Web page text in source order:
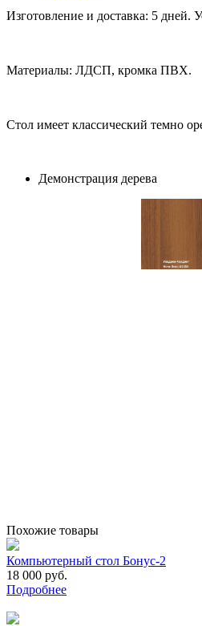
Изготовление и доставка: 5 дней.
Материалы: ЛДСП, кромка ПВХ.
Стол имеет классический темно
Демонстрация дерева
Похожие товары
Компьютерный стол Бонус-2
18 000 руб.
Подробнее